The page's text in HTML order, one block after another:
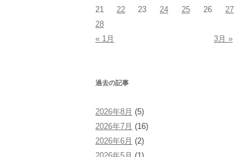
21
22 23 24 25 26
27
28
« 1月
3月 »
過去の記事
2026年8月 (5)
2026年7月 (16)
2026年6月 (2)